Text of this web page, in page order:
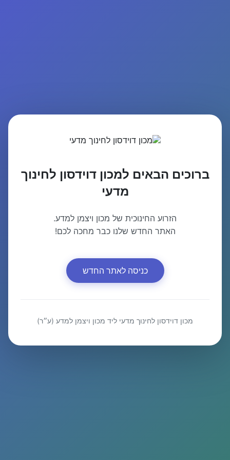
ברוכים הבאים למכון דוידסון לחינוך
מדעי
הזרוע החינוכית של מכון ויצמן למדע.
האתר החדש שלנו כבר מחכה לכם!
כניסה לאתר החדש
מכון דוידסון לחינוך מדעי ליד מכון ויצמן למדע (ע״ר)